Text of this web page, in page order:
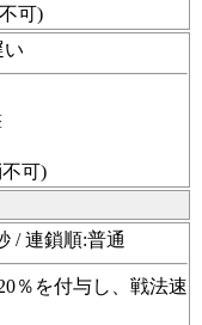
可)
い
可)
/ 連鎖順:普通
％を付与し、戦法速